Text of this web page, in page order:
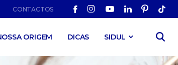
CONTACTOS
ORIGEM DICAS SIDUL